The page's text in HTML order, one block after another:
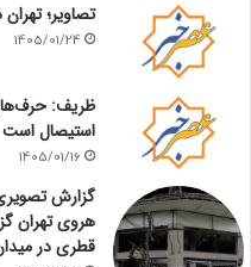
تصاویر؛
1405/01/24
ظریف:
استیصال است
1405/01/16
گزارش
هروی تهران
قطری در